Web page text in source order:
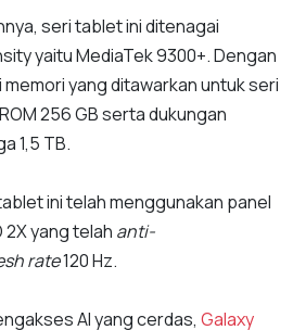
seri tablet ini ditenagai
yaitu MediaTek 9300+. Dengan
yang ditawarkan untuk seri
256 GB serta dukungan
1,5 TB.
ini telah menggunakan panel
2X yang telah anti-
rate120 Hz.
AI yang cerdas, Galaxy